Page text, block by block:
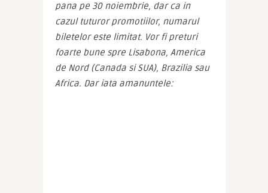
pana pe 30 noiembrie, dar ca in
cazul tuturor promotiilor, numarul
biletelor este limitat. Vor fi preturi
foarte bune spre Lisabona, America
de Nord (Canada si SUA), Brazilia sau
Africa. Dar iata amanuntele: